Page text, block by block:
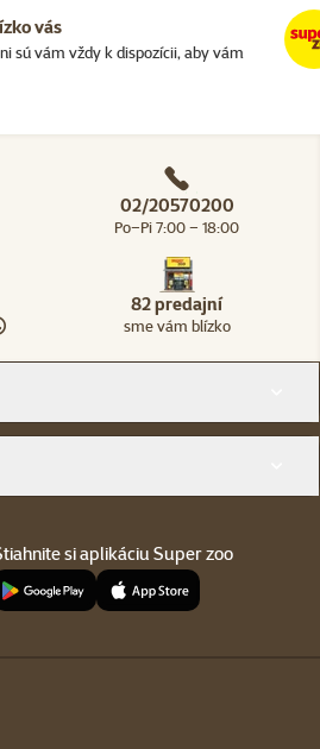
vás
sú vám vždy k dispozícii, aby vám
02/20570200
Po–Pi 7:00 – 18:00
82 predajní
sme vám blízko
si aplikáciu Super zoo